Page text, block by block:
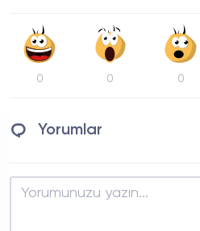
0 0 0
Yorumlar